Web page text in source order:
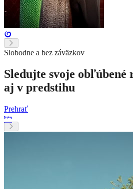
Slobodne a bez záväzkov
Sledujte svoje obľúbené
aj v predstihu
Prehrať